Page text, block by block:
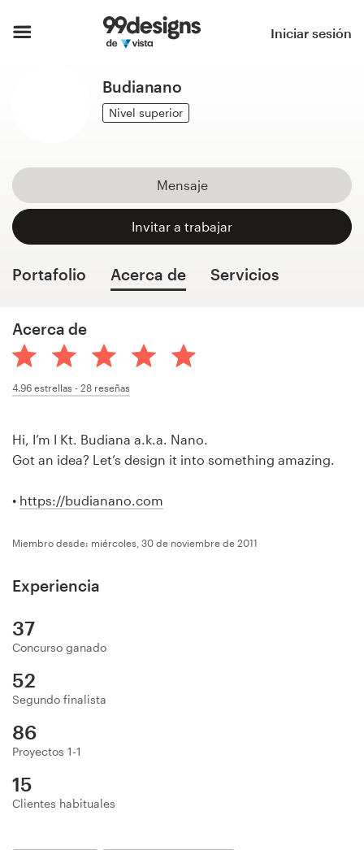
Iniciar sesión
Budianano
Nivel superior
Mensaje
Invitar a trabajar
Portafolio Acerca de Servicios
Acerca de
4.96 estrellas - 28 reseñas
Hi, I’m I Kt. Budiana a.k.a. Nano.
Got an idea? Let’s design it into something amazing.
• https://budianano.com
Miembro desde: miércoles, 30 de noviembre de 2011
Experiencia
37
Concurso ganado
52
Segundo finalista
86
Proyectos 1-1
15
Clientes habituales
de
diseño
Concursos de diseño
Encontrar un diseñador
Descubra la inspiración
99designs Pro
Obtenga
un
diseño
Diseño de logotipo
Tarjeta de presentación